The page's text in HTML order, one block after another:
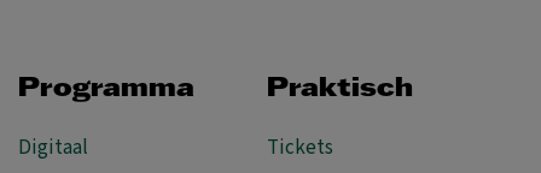
Programma
Digitaal
Praktisch
Tickets